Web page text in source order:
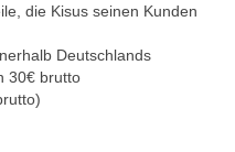
die Kisus seinen Kunden
Deutschlands
30€ brutto